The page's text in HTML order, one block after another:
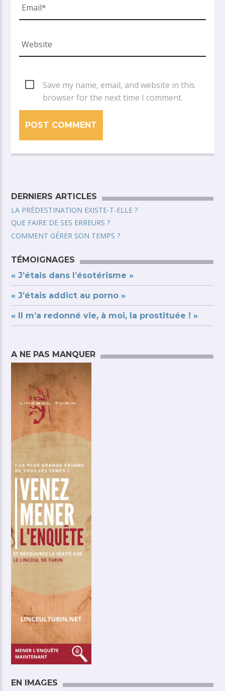
Save my name, email, and website in this
browser for the next time I comment.
DERNIERS ARTICLES
LA PRÉDESTINATION EXISTE-T-ELLE ?
QUE FAIRE DE SES ERREURS ?
COMMENT GÉRER SON TEMPS ?
TÉMOIGNAGES
« J’étais dans l’ésotérisme »
« J’étais addict au porno »
« Il m’a redonné vie, à moi, la prostituée ! »
A NE PAS MANQUER
EN IMAGES